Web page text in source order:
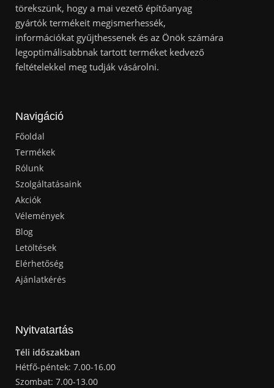
törekszünk, hogy a mai vezető építőanyag
gyártók termékeit megismerhessék,
információkat gyűjthessenek és az Önök számára
legoptimálisabbnak tartott terméket kedvező
feltételekkel meg tudják vásárolni.
Navigáció
Főoldal
Termékek
Rólunk
Szolgáltatásaink
Akciók
Vélemények
Blog
Letöltések
Elérhetőség
Ajánlatkérés
Nyitvatartás
Téli időszakban
Hétfő-péntek: 7.00-16.00
Szombat: 7.00-13.00